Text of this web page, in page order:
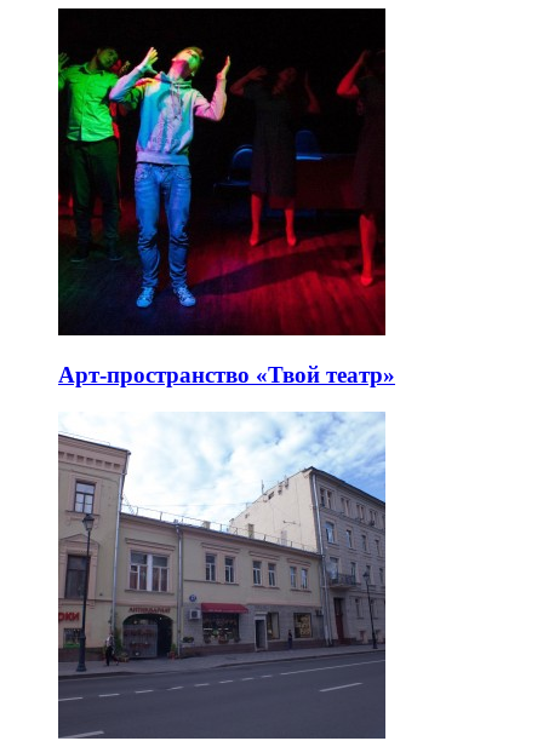
Арт-пространство «Твой театр»